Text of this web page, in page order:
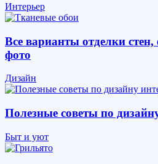
Интерьер
Все варианты отделки
фото
Дизайн
Полезные советы по
Быт и уют